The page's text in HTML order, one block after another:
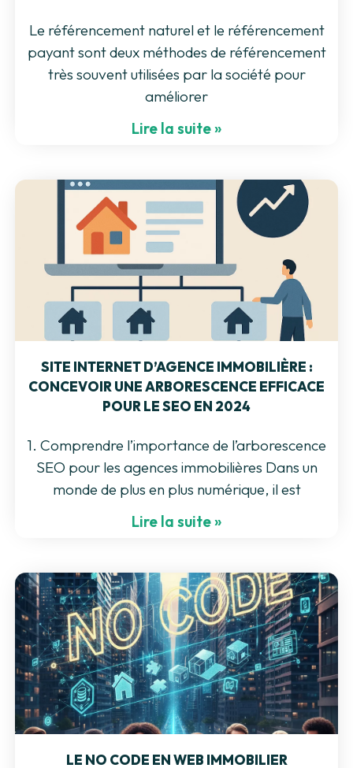
Le référencement naturel et le référencement
payant sont deux méthodes de référencement
très souvent utilisées par la société pour
améliorer
Lire la suite »
SITE INTERNET D’AGENCE IMMOBILIÈRE :
CONCEVOIR UNE ARBORESCENCE EFFICACE
POUR LE SEO EN 2024
1. Comprendre l’importance de l’arborescence
SEO pour les agences immobilières Dans un
monde de plus en plus numérique, il est
Lire la suite »
LE NO CODE EN WEB IMMOBILIER